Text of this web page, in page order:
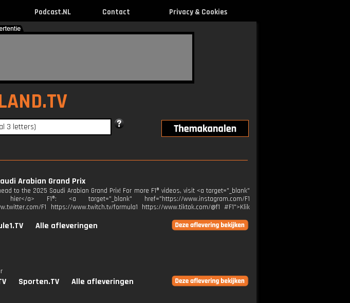
Podcast.NL Contact Privacy & Cookies
Arabian Grand Prix
to the 2025 Saudi Arabian Grand Prix! For more F1® videos, visit <a target="_blank"
hier</a> F1®: <a target="_blank" href="https://www.instagram.com/F1
F1 https://www.twitch.tv/formula1 https://www.tiktok.com/@f1 #F1">Klik
Alle afleveringen
Sporten.TV Alle afleveringen